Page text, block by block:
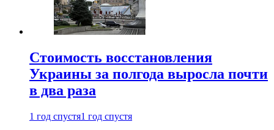
Стоимость восстановления
Украины за полгода выросла почти
в два раза
1 год спустя1 год спустя